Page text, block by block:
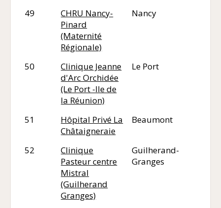
49
CHRU Nancy-
Pinard
(Maternité
Régionale)
Nancy
50
Clinique Jeanne
d'Arc Orchidée
(Le Port -Ile de
la Réunion)
Le Port
51
Hôpital Privé La
Châtaigneraie
Beaumont
52
Clinique
Pasteur centre
Mistral
(Guilherand
Granges)
Guilherand-
Granges